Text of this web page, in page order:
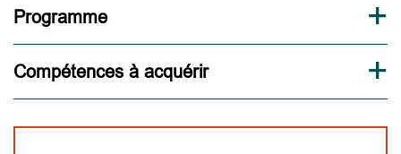
Programme
Compétences à acquérir